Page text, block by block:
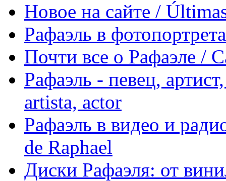
Новое на сайте /
Рафаэль в
Почти все о Рафаэле /
Рафаэль - певец,
artista, actor
Рафаэль в видео и
de Raphael
Диски Рафаэля: от